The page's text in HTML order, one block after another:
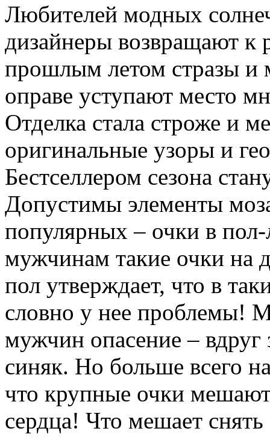
Любителей модных
дизайнеры возвращают к
прошлым летом стразы и
оправе уступают место
Отделка стала строже и
оригинальные узоры и
Бестселлером сезона
Допустимы элементы
популярных – очки в пол-
мужчинам такие очки на
пол утверждает, что в
словно у нее проблемы!
мужчин опасение – вдруг
синяк. Но больше всего
что крупные очки
сердца! Что мешает